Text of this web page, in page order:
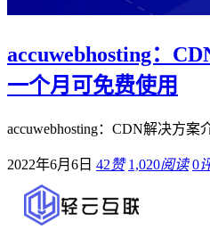
accuwebhosting：
一个月可免费使用
accuwebhosting：CDN解决方
2022年6月6日 42赞 1,020阅读 0